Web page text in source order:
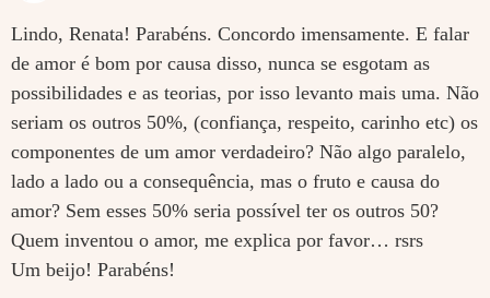
Lindo, Renata! Parabéns. Concordo imensamente. E falar
de amor é bom por causa disso, nunca se esgotam as
possibilidades e as teorias, por isso levanto mais uma. Não
seriam os outros 50%, (confiança, respeito, carinho etc) os
componentes de um amor verdadeiro? Não algo paralelo,
lado a lado ou a consequência, mas o fruto e causa do
amor? Sem esses 50% seria possível ter os outros 50?
Quem inventou o amor, me explica por favor… rsrs
Um beijo! Parabéns!